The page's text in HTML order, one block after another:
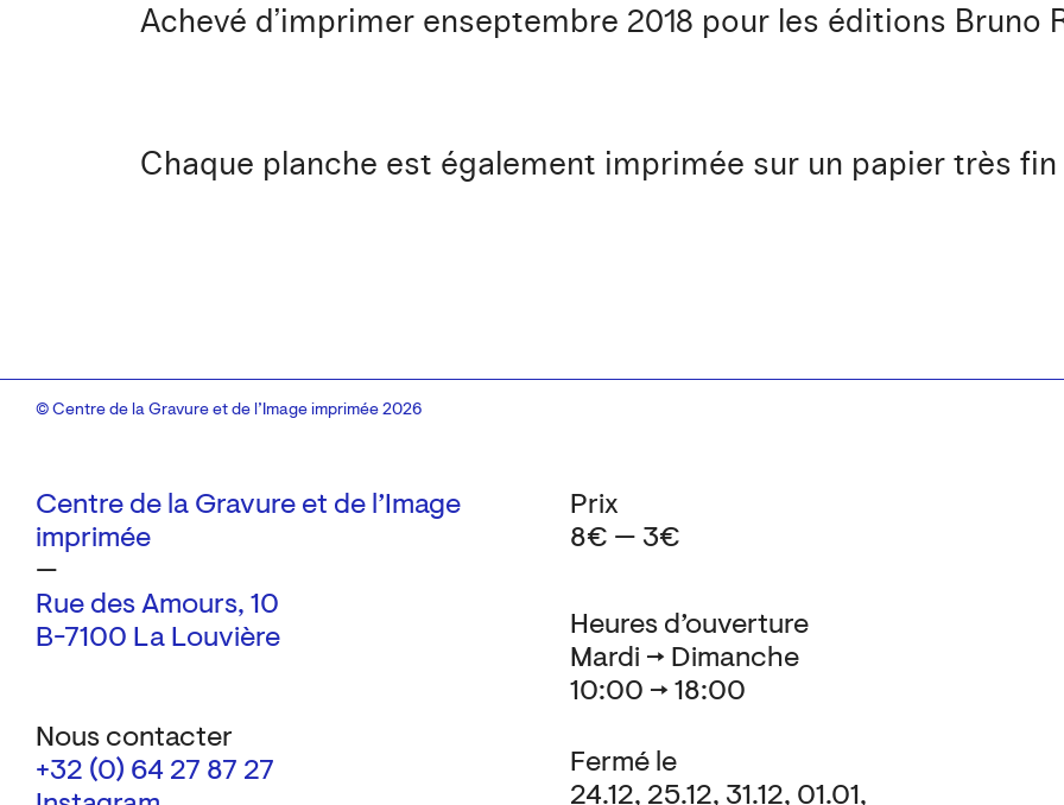
Achevé d’imprimer enseptembre 2018 pour les éditions Bruno
Chaque planche est également imprimée sur un papier très fin
Centre de la Gravure et de l’Image
imprimée
—
Rue des Amours, 10
B-7100 La Louvière
Nous contacter
+32 (0) 64 27 87 27
Heures d’ouverture
Mardi → Dimanche
10:00 → 18:00
Fermé le
24.12, 25.12, 31.12, 01.01,
Prix
8€ — 3€
© Centre de la Gravure et de l’Image imprimée 2026